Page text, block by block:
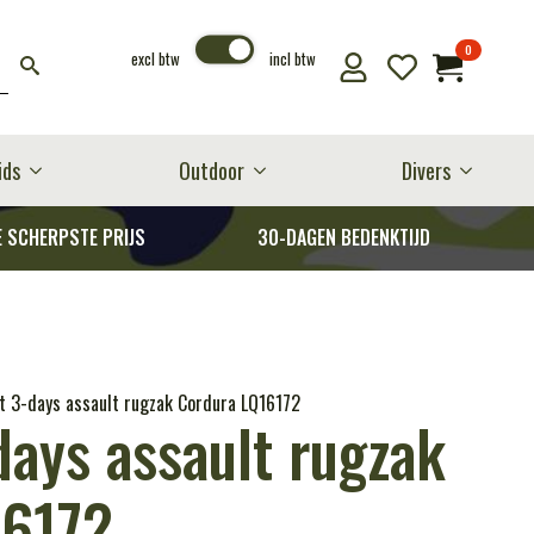
excl btw incl btw 0
Outdoor Divers
SCHERPSTE PRIJS 30-DAGEN BEDENKTIJD
3-days assault rugzak Cordura LQ16172
assault rugzak